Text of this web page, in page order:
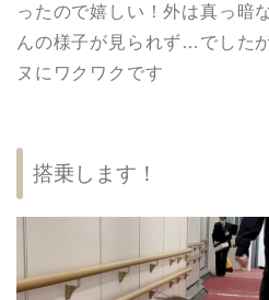
ったので嬉しい！外は真っ暗
んの様子が見られず…でした
ヌにワクワクです
搭乗します！